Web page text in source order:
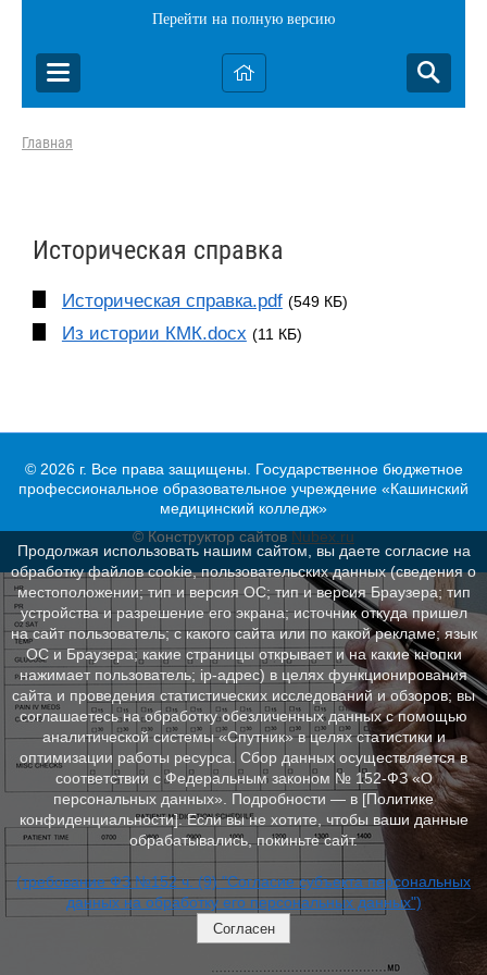
Перейти на полную версию
Главная
Историческая справка
Историческая справка.pdf (549 КБ)
Из истории КМК.docx (11 КБ)
© 2026 г. Все права защищены. Государственное бюджетное
профессиональное образовательное учреждение «Кашинский
медицинский колледж»
© Конструктор сайтовNubex.ru
Продолжая использовать нашим сайтом, вы даете согласие на
обработку файлов cookie, пользовательских данных (сведения о
местоположении; тип и версия ОС; тип и версия Браузера; тип
устройства и разрешение его экрана; источник откуда пришел
на сайт пользователь; с какого сайта или по какой рекламе; язык
ОС и Браузера; какие страницы открывает и на какие кнопки
нажимает пользователь; ip-адрес) в целях функционирования
сайта и проведения статистических исследований и обзоров; вы
соглашаетесь на обработку обезличенных данных с помощью
аналитической системы «Спутник» в целях статистики и
оптимизации работы ресурса. Сбор данных осуществляется в
соответствии с Федеральным законом № 152‑ФЗ «О
персональных данных». Подробности — в [Политике
конфиденциальности]. Если вы не хотите, чтобы ваши данные
обрабатывались, покиньте сайт.
(требование ФЗ №152 ч. (9) "Согласие субъекта персональных
данных на обработку его персональных данных")
Согласен